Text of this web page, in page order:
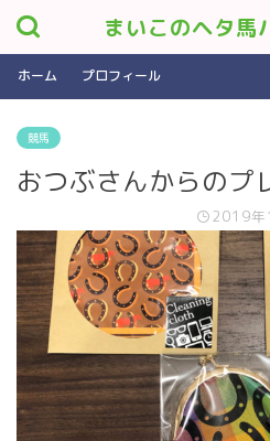
まいこのヘタ馬
ホーム プロフィール
競馬
おつぶさんからのプ
2019年